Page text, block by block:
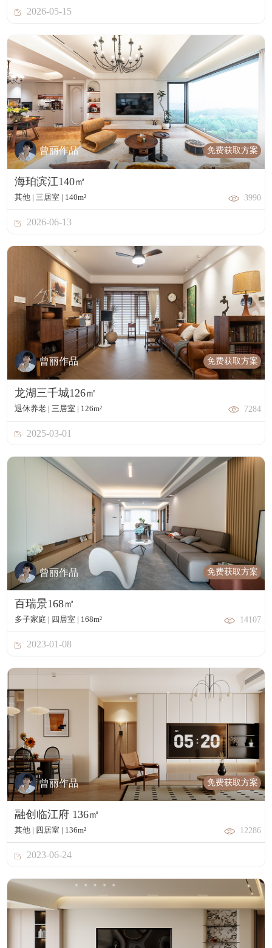
2026-05-15
曾丽作品 免费获取方案
海珀滨江140㎡
其他 | 三居室 | 140m² 3990
2026-06-13
曾丽作品 免费获取方案
龙湖三千城126㎡
退休养老 | 三居室 | 126m² 7284
2025-03-01
曾丽作品 免费获取方案
百瑞景168㎡
多子家庭 | 四居室 | 168m² 14107
2023-01-08
曾丽作品 免费获取方案
融创临江府 136㎡
其他 | 四居室 | 136m² 12286
2023-06-24